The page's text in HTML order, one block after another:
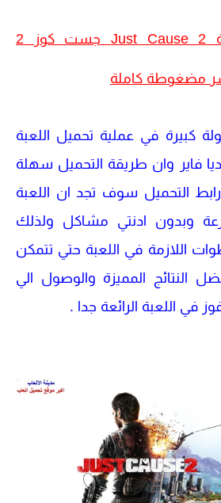
طريقة تحميل لعبة Just Cause 2 جست كوز 2
مضغوطة كاملة
كبيرة في عملية تحميل اللعبة
فاير وان طريقة التحميل سهلة
التحميل سوف تجد ان اللعبة
وبدون ادنتي مشاكل ولذلك
اللازمة في اللعبة حتي تتمكن
النتائج المميزة والوصول الي
في اللعبة الرائعة جدا .